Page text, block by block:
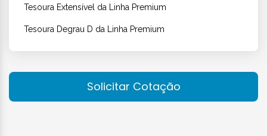
Tesoura Extensível da Linha Premium
Tesoura Degrau D da Linha Premium
Solicitar Cotação